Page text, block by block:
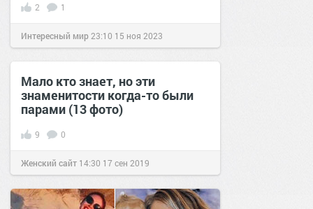
2 1
Интересный мир 23:10 15 ноя 2023
Мало кто знает, но эти
знаменитости когда-то были
парами (13 фото)
9 0
Женский сайт 14:30 17 сен 2019